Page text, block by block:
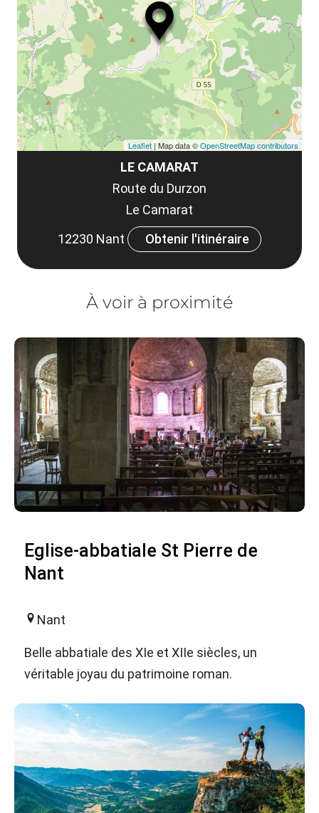
LE CAMARAT
Route du Durzon
Le Camarat
12230 Nant
Obtenir l'itinéraire
Leaflet| Map data ©OpenStreetMap contributors
À voir à proximité
Eglise-abbatiale St Pierre de
Nant
Nant
Belle abbatiale des XIe et XIIe siècles, un
véritable joyau du patrimoine roman.